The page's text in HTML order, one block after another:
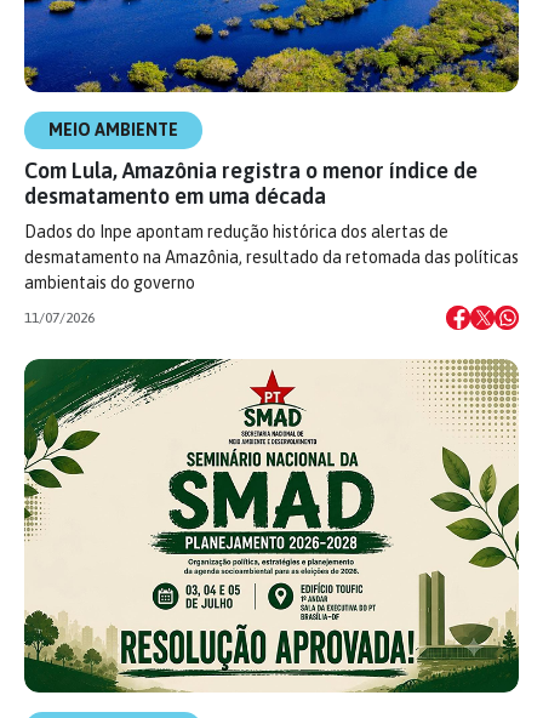
MEIO AMBIENTE
Com Lula, Amazônia registra o menor índice de
desmatamento em uma década
Dados do Inpe apontam redução histórica dos alertas de
desmatamento na Amazônia, resultado da retomada das políticas
ambientais do governo
11/07/2026